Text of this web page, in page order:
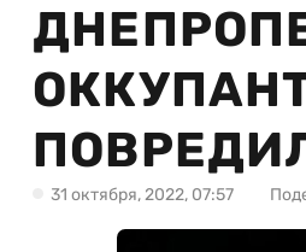
31 октября, 2022, 07:57